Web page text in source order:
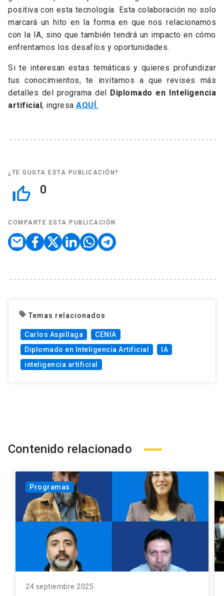
positiva con esta tecnología. Esta colaboración no solo
marcará un hito en la forma en que nos relacionamos
con la IA, sino que también tendrá un impacto en cómo
enfrentamos los desafíos y oportunidades.
Si te interesan estas temáticas y quieres profundizar
tus conocimientos, te invitamos a que revises más
detalles del programa del Diplomado en Inteligencia
artificial, ingresa AQUÍ.
¿TE GUSTA ESTA PUBLICACIÓN?
thumb_up_off_alt 0
COMPARTE ESTA PUBLICACIÓN
local_offer Temas relacionados
Carlos Aspillaga
CENIA
Diplomado en Inteligencia Artificial
IA
inteligencia artificial
Contenido relacionado
Programas
24 septiembre 2025